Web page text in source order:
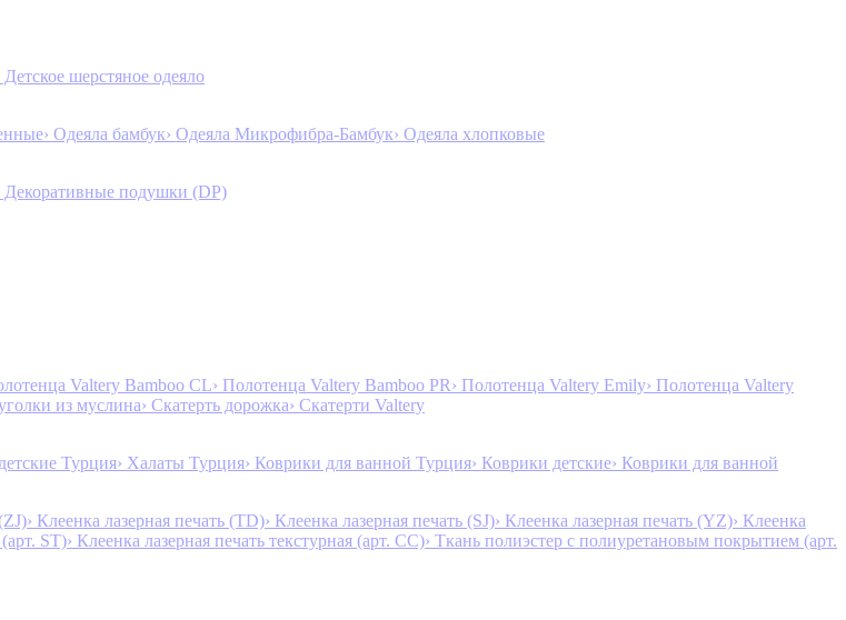
Детское шерстяное одеяло
› Одеяла бамбук› Одеяла Микрофибра-Бамбук› Одеяла хлопковые
Декоративные подушки (DP)
Valtery Bamboo CL› Полотенца Valtery Bamboo PR› Полотенца Valtery Emily› Полотенца Valtery
из муслина› Скатерть дорожка› Скатерти Valtery
Турция› Халаты Турция› Коврики для ванной Турция› Коврики детские› Коврики для ванной
› Клеенка лазерная печать (TD)› Клеенка лазерная печать (SJ)› Клеенка лазерная печать (YZ)› Клеенка
ST)› Клеенка лазерная печать текстурная (арт. CC)› Ткань полиэстер с полиуретановым покрытием (арт.